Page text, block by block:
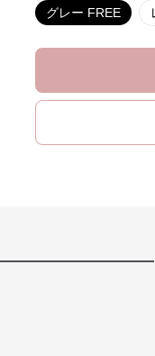
グレー FREE